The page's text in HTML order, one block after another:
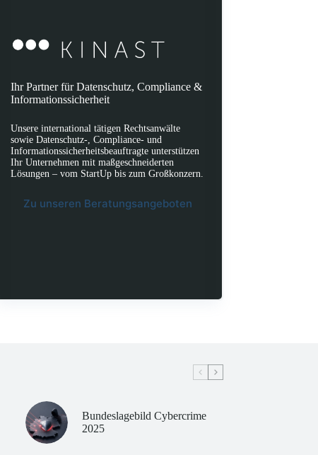
Ihr Partner für Datenschutz, Compliance &
Informationssicherheit
Unsere international tätigen Rechtsanwälte
sowie Datenschutz-, Compliance- und
Informationssicherheitsbeauftragte unterstützen
Ihr Unternehmen mit maßgeschneiderten
Lösungen – vom StartUp bis zum Großkonzern.
Zu unseren Beratungsangeboten
Bundeslagebild Cybercrime
2025